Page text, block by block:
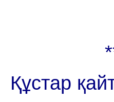
Құстар